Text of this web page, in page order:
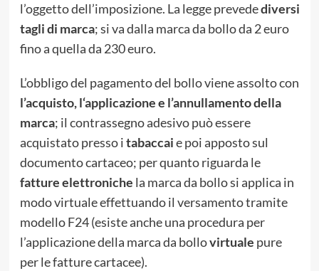
l’oggetto dell’imposizione. La legge prevedediversi
tagli di marca; si va dalla marca da bollo da 2 euro
fino a quella da 230 euro.
L’obbligo del pagamento del bollo viene assolto con
l’acquisto, l‘applicazione e l’annullamento della
marca; il contrassegno adesivo può essere
acquistato presso itabaccaie poi apposto sul
documento cartaceo; per quanto riguarda le
fatture elettroniche la marca da bollo si applica in
modo virtuale effettuando il versamento tramite
modello F24 (esiste anche una procedura per
l’applicazione della marca da bollovirtuale pure
per le fatture cartacee).